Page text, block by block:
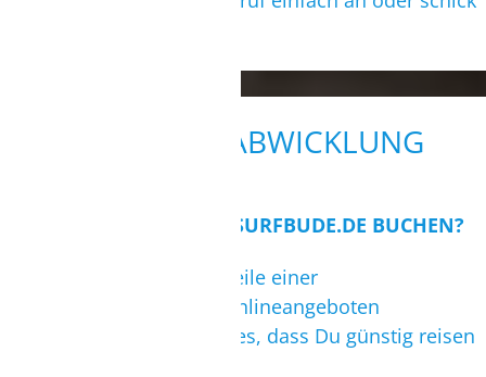
TELEFON/VIDEOCALL MÖGLICH.
BUCHUNGSABWICKLUNG
WARUM SOLL ICH ÜBER SURFBUDE.DE BUCHEN?
Weil surfbude.de die Vorteile einer
Reisebüroberatung und Onlineangeboten
kombiniert. Unser Ziel ist es, dass Du günstig reisen